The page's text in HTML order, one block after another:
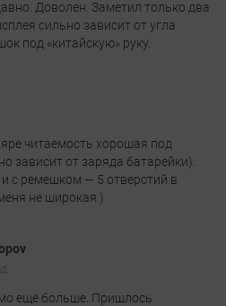
Доволен. Заметил только два
сильно зависит от угла
под «китайскую» руку.
читаемость хорошая под
зависит от заряда батарейки).
с ремешком — 5 отверстий в
не широкая )
ещё больше. Пришлось